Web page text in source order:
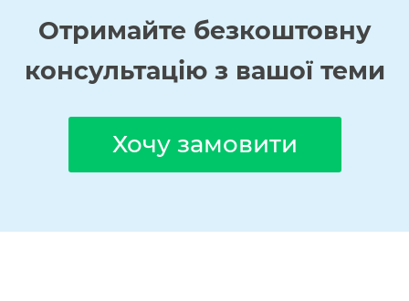
Отримайте безкоштовну
консультацію з вашої теми
Хочу замовити